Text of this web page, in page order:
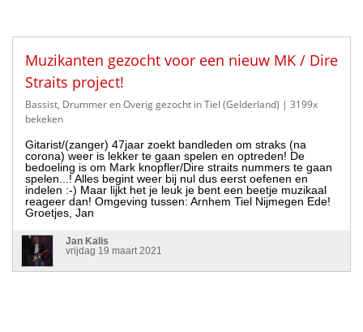
Muzikanten gezocht voor een nieuw MK / Dire
Straits project!
Bassist, Drummer en Overig gezocht in Tiel (Gelderland) | 3199x
bekeken
Gitarist/(zanger) 47jaar zoekt bandleden om straks (na
corona) weer is lekker te gaan spelen en optreden! De
bedoeling is om Mark knopfler/Dire straits nummers te gaan
spelen...! Alles begint weer bij nul dus eerst oefenen en
indelen :-) Maar lijkt het je leuk je bent een beetje muzikaal
reageer dan! Omgeving tussen: Arnhem Tiel Nijmegen Ede!
Groetjes, Jan
Jan Kalis
vrijdag 19 maart 2021